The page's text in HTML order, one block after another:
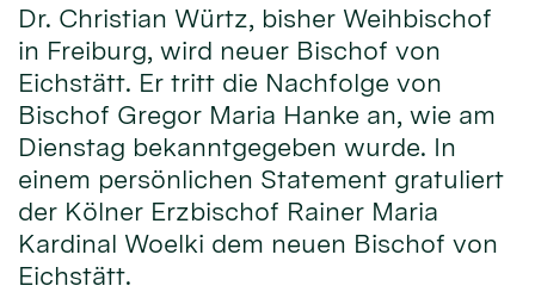
Dr. Christian Würtz, bisher Weihbischof
in Freiburg, wird neuer Bischof von
Eichstätt. Er tritt die Nachfolge von
Bischof Gregor Maria Hanke an, wie am
Dienstag bekanntgegeben wurde. In
einem persönlichen Statement gratuliert
der Kölner Erzbischof Rainer Maria
Kardinal Woelki dem neuen Bischof von
Eichstätt.